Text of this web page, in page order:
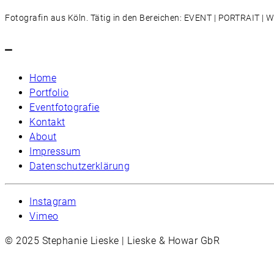
Fotografin aus Köln. Tätig in den Bereichen: EVENT | PORTRAIT |
–
Home
Portfolio
Eventfotografie
Kontakt
About
Impressum
Datenschutzerklärung
Instagram
Vimeo
© 2025 Stephanie Lieske | Lieske & Howar GbR